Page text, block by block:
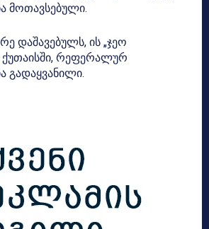
მოთავსებული.
დაშავებულს, ის „ჯეო
ქუთაისში, რეფერალურ
გადაყვანილი.